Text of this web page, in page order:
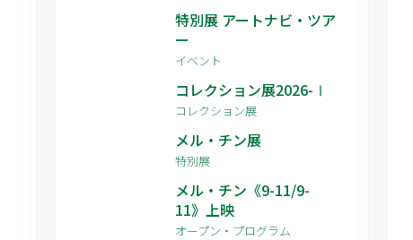
特別展 アートナビ・ツア
ー
イベント
コレクション展2026-Ⅰ
コレクション展
メル・チン展
特別展
メル・チン《9-11/9-
11》上映
オープン・プログラム